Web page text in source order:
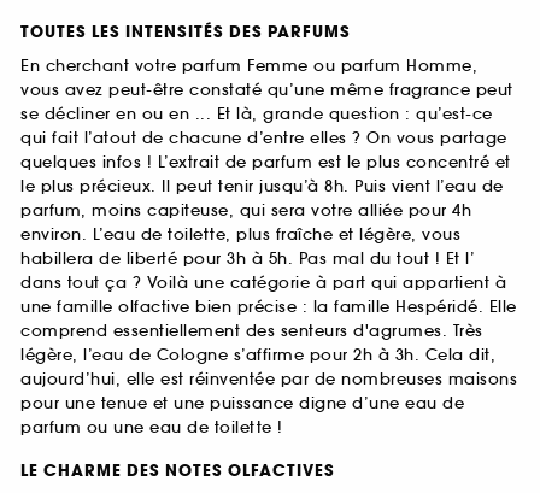
TOUTES LES INTENSITÉS DES PARFUMS
En cherchant votre parfum Femme ou parfum Homme,
vous avez peut-être constaté qu’une même fragrance peut
se décliner en ou en ... Et là, grande question : qu’est-ce
qui fait l’atout de chacune d’entre elles ? On vous partage
quelques infos ! L’extrait de parfum est le plus concentré et
le plus précieux. Il peut tenir jusqu’à 8h. Puis vient l’eau de
parfum, moins capiteuse, qui sera votre alliée pour 4h
environ. L’eau de toilette, plus fraîche et légère, vous
habillera de liberté pour 3h à 5h. Pas mal du tout ! Et l’
dans tout ça ? Voilà une catégorie à part qui appartient à
une famille olfactive bien précise : la famille Hespéridé. Elle
comprend essentiellement des senteurs d'agrumes. Très
légère, l’eau de Cologne s’affirme pour 2h à 3h. Cela dit,
aujourd’hui, elle est réinventée par de nombreuses maisons
pour une tenue et une puissance digne d’une eau de
parfum ou une eau de toilette !
LE CHARME DES NOTES OLFACTIVES